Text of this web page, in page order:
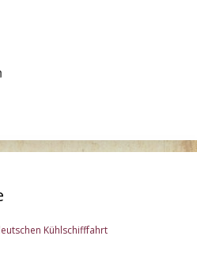
Kühlschifffahrt